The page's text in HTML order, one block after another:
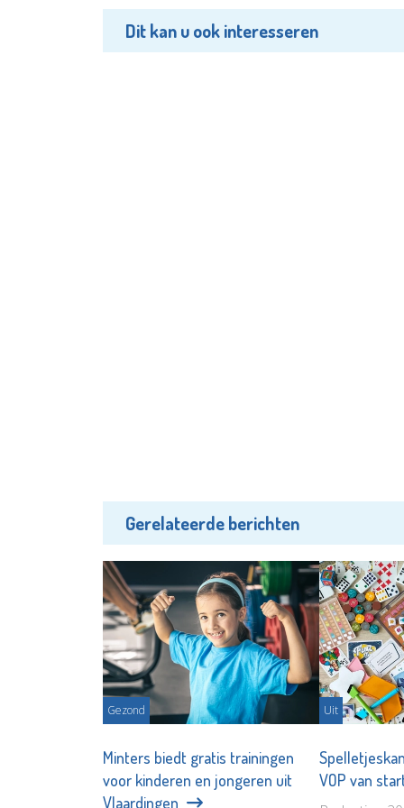
Dit kan u ook interesseren
Gerelateerde berichten
Gezond
Minters biedt gratis trainingen
voor kinderen en jongeren uit
Vlaardingen
Uit
VOP van